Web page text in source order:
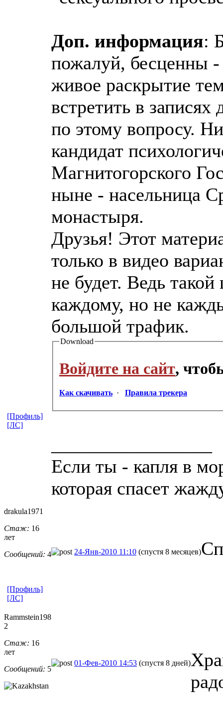
Доп. информация:
пожалуй, бесценны -
живое раскрытие
встретить в
по этому вопросу.
кандидат
Магнитогорского
ныне - насельница
монастыря.
Друзья! Этот
только в видео
не будет. Ведь
каждому, но не
большой трафик.
Download
Войдите на сайт,
Как скачивать · Правила трекера
Если ты - капля в
которая спасет
[Профиль]
[ЛС]
drakula1971
Стаж: 16
лет
Сообщений: 4 24-Янв-2010 11:10 (спустя 8 месяцев)
[Профиль]
[ЛС]
Rammstein198
2
Стаж: 16
лет
Сообщений: 5
01-Фев-2010 14:53 (спустя 8 дней)